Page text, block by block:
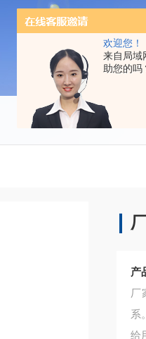
欢迎您！
来自局域
助您的吗
产
厂
系
给